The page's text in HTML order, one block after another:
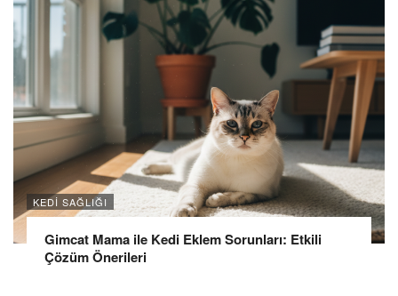
KEDI SAĞLIĞI
Gimcat Mama ile Kedi Eklem Sorunları: Etkili
Çözüm Önerileri